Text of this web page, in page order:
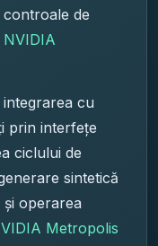
de
NVIDIA
cu
prin interfețe
ciclului de
sintetică
operarea
Metropolis